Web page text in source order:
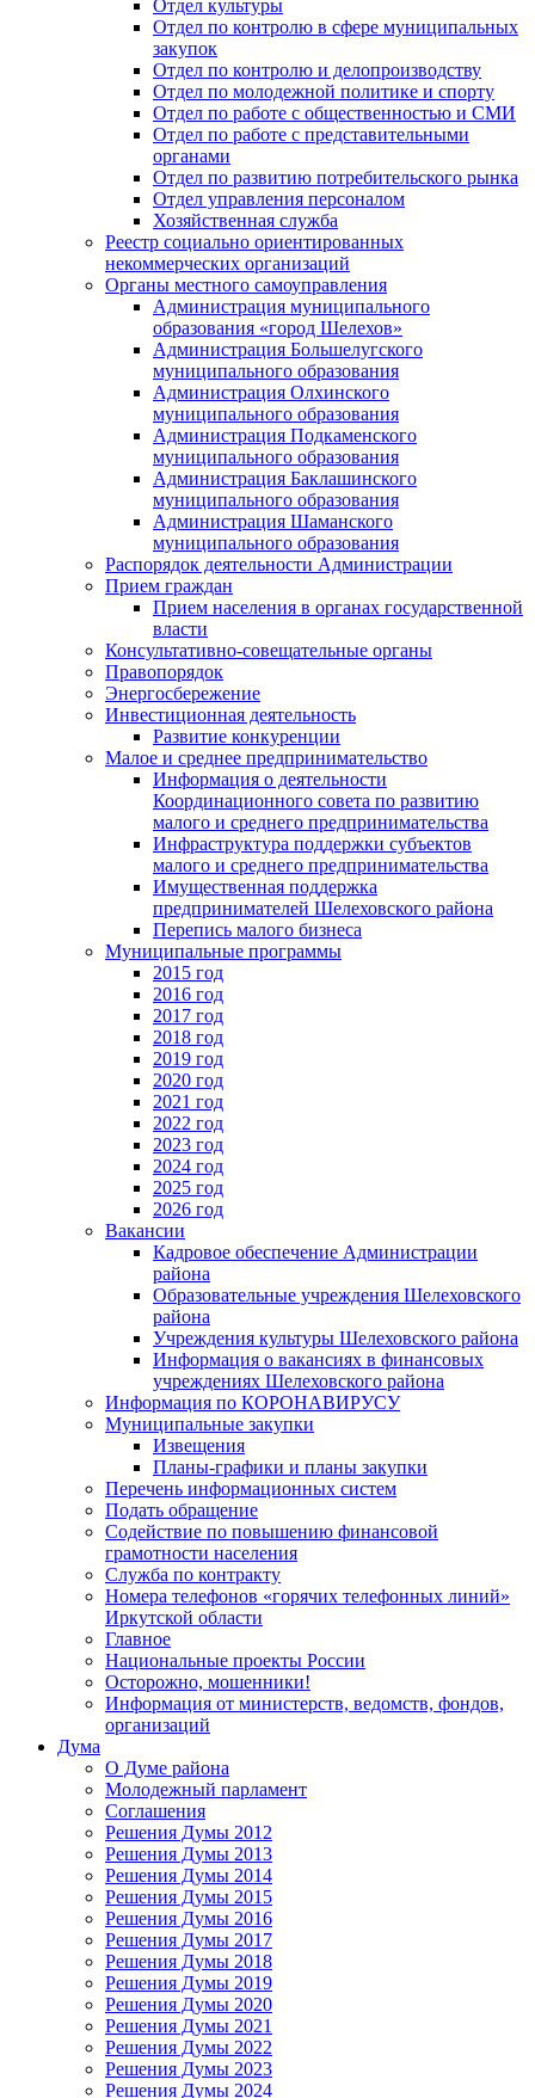
Отдел культуры
Отдел по контролю в сфере муниципальных
закупок
Отдел по контролю и делопроизводству
Отдел по молодежной политике и спорту
Отдел по работе с общественностью и СМИ
Отдел по работе с представительными
органами
Отдел по развитию потребительского рынка
Отдел управления персоналом
Хозяйственная служба
Реестр социально ориентированных
некоммерческих организаций
Органы местного самоуправления
Администрация муниципального
образования «город Шелехов»
Администрация Большелугского
муниципального образования
Администрация Олхинского
муниципального образования
Администрация Подкаменского
муниципального образования
Администрация Баклашинского
муниципального образования
Администрация Шаманского
муниципального образования
Распорядок деятельности Администрации
Прием граждан
Прием населения в органах государственной
власти
Консультативно-совещательные органы
Правопорядок
Энергосбережение
Инвестиционная деятельность
Развитие конкуренции
Малое и среднее предпринимательство
Информация о деятельности
Координационного совета по развитию
малого и среднего предпринимательства
Инфраструктура поддержки субъектов
малого и среднего предпринимательства
Имущественная поддержка
предпринимателей Шелеховского района
Перепись малого бизнеса
Муниципальные программы
2015 год
2016 год
2017 год
2018 год
2019 год
2020 год
2021 год
2022 год
2023 год
2024 год
2025 год
2026 год
Вакансии
Кадровое обеспечение Администрации
района
Образовательные учреждения Шелеховского
района
Учреждения культуры Шелеховского района
Информация о вакансиях в финансовых
учреждениях Шелеховского района
Информация по КОРОНАВИРУСУ
Муниципальные закупки
Извещения
Планы-графики и планы закупки
Перечень информационных систем
Подать обращение
Содействие по повышению финансовой
грамотности населения
Служба по контракту
Номера телефонов «горячих телефонных линий»
Иркутской области
Главное
Национальные проекты России
Осторожно, мошенники!
Информация от министерств, ведомств, фондов,
организаций
Дума
О Думе района
Молодежный парламент
Соглашения
Решения Думы 2012
Решения Думы 2013
Решения Думы 2014
Решения Думы 2015
Решения Думы 2016
Решения Думы 2017
Решения Думы 2018
Решения Думы 2019
Решения Думы 2020
Решения Думы 2021
Решения Думы 2022
Решения Думы 2023
Решения Думы 2024